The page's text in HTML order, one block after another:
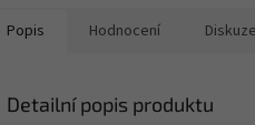
Popis Hodnocení Diskuze
Detailní popis produktu